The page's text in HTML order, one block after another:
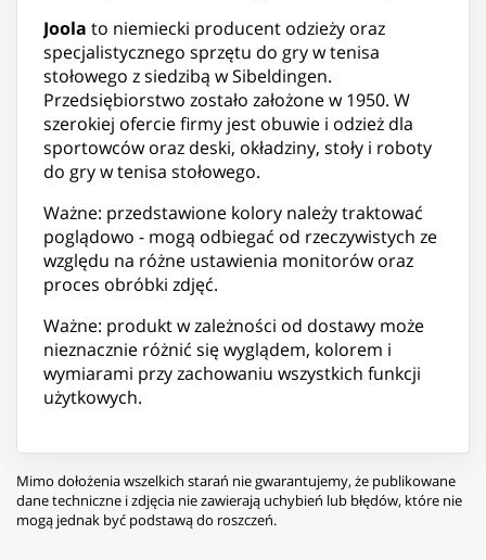
Joola to niemiecki producent odzieży oraz
specjalistycznego sprzętu do gry w tenisa
stołowego z siedzibą w Sibeldingen.
Przedsiębiorstwo zostało założone w 1950. W
szerokiej ofercie firmy jest obuwie i odzież dla
sportowców oraz deski, okładziny, stoły i roboty
do gry w tenisa stołowego.
Ważne: przedstawione kolory należy traktować
poglądowo - mogą odbiegać od rzeczywistych ze
względu na różne ustawienia monitorów oraz
proces obróbki zdjęć.
Ważne: produkt w zależności od dostawy może
nieznacznie różnić się wyglądem, kolorem i
wymiarami przy zachowaniu wszystkich funkcji
użytkowych.
Mimo dołożenia wszelkich starań nie gwarantujemy, że publikowane
dane techniczne i zdjęcia nie zawierają uchybień lub błędów, które nie
mogą jednak być podstawą do roszczeń.